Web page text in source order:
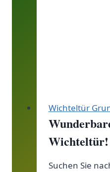
Wichteltür
Wichteltür!
Suchen Sie